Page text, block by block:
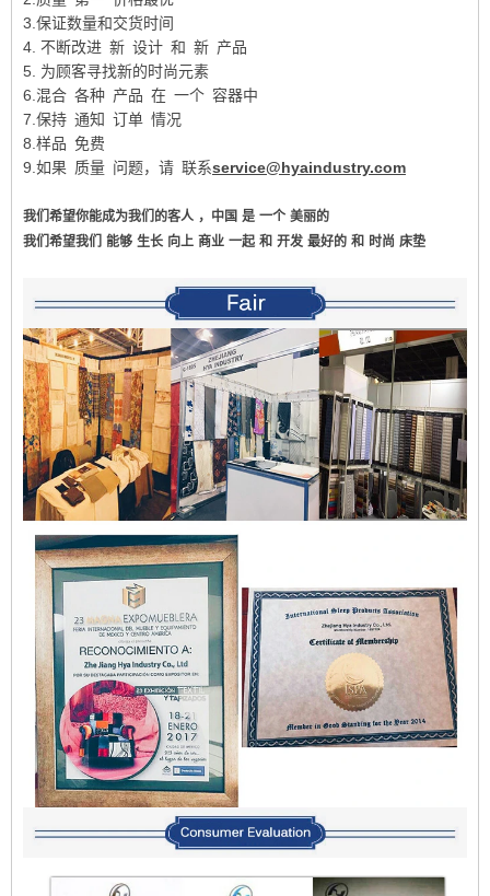
3.保证数量和交货时间
4. 不断改进 新 设计 和 新 产品
5. 为顾客寻找新的时尚元素
6.混合 各种 产品 在 一个 容器中
7.保持 通知 订单 情况
8.样品 免费
9.如果 质量 问题，请 联系service@hyaindustry.com
我们希望你能成为我们的客人 ，中国 是 一个 美丽的
我们希望我们 能够 生长 向上 商业 一起 和 开发 最好的 和 时尚 床垫